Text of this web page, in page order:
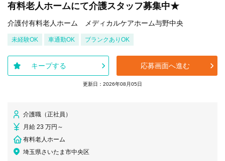
有料老人ホームにて介護スタッフ募集中★
介護付有料老人ホーム メディカルケアホーム与野中央
未経験OK 車通勤OK ブランクありOK
キープする 応募画面へ進む
更新日：2026年08月05日
介護職（正社員）
月給 23 万円～
有料老人ホーム
埼玉県さいたま市中央区